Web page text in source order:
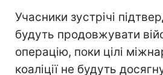
Учасники зустрічі
будуть продовжувати
операцію, поки цілі
коаліції не будуть